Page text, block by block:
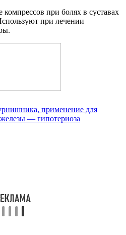
при болях в суставах
при лечении
применение для
— гипотериоза